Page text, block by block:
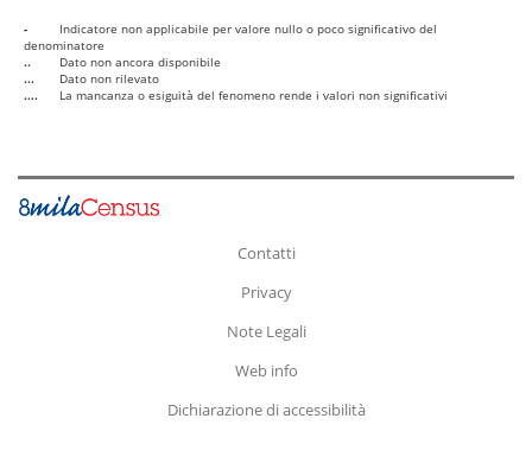
-
Indicatore non applicabile per valore nullo o poco significativo del
denominatore
..
Dato non ancora disponibile
...
Dato non rilevato
....
La mancanza o esiguità del fenomeno rende i valori non significativi
Contatti
Privacy
Note Legali
Web info
Dichiarazione di accessibilità